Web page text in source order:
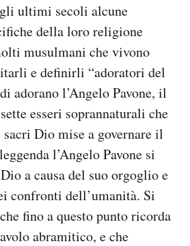
ultimi secoli alcune
della loro religione
musulmani che vivono
e definirli “adoratori del
adorano l’Angelo Pavone, il
esseri soprannaturali che
Dio mise a governare il
l’Angelo Pavone si
a causa del suo orgoglio e
confronti dell’umanità. Si
fino a questo punto ricorda
abramitico, e che